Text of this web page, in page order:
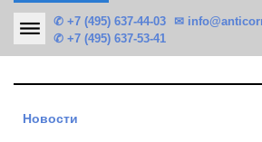
✆ +7 (495) 637-44-03
✆ +7 (495) 637-53-41
✉
Новости